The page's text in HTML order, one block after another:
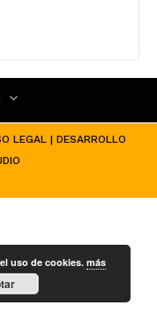
LEGAL | DESARROLLO
uso de cookies.más